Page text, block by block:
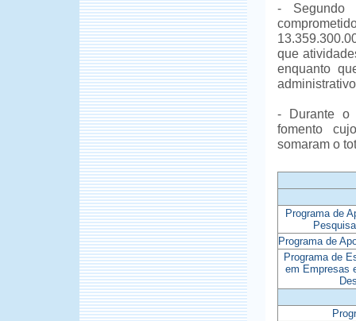
- Segundo
que
enquanto
- Durante o
fomento
somaram o
Programa de
Programa de
Programa de
em Empresas